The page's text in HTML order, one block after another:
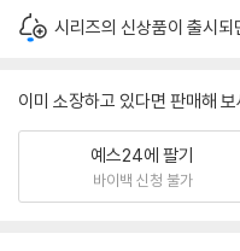
시리즈의 신상품이 출시되
이미 소장하고 있다면 판매해 보
예스24에 팔기
바이백 신청 불가